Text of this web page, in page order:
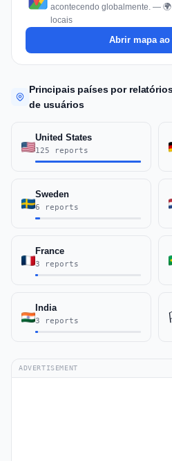
acontecendo globalmente. —
locais
Abrir mapa
Principais países por
de usuários
United States
125 reports
Sweden
6 reports
France
3 reports
India
3 reports
ADVERTISEMENT